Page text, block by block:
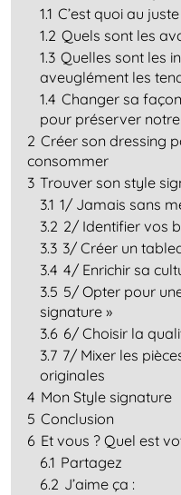
1.1 C’est quoi au
1.2 Quels sont les
1.3 Quelles sont les
aveuglément les
1.4 Changer sa
pour préserver
2 Créer son dressing
consommer
3 Trouver son style
3.1 1/ Jamais sans
3.2 2/ Identifier vos
3.3 3/ Créer un
3.4 4/ Enrichir sa
3.5 5/ Opter pour
signature »
3.6 6/ Choisir la
3.7 7/ Mixer les
originales
4 Mon Style signature
5 Conclusion
6 Et vous ? Quel est
6.1 Partagez
6.2 J’aime ça :